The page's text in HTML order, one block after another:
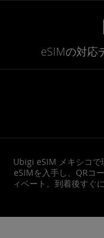
eSIMの対応
Ubigi eSIM メキシコ
eSIMを入手し、QRコ
ィベート。到着後すぐ